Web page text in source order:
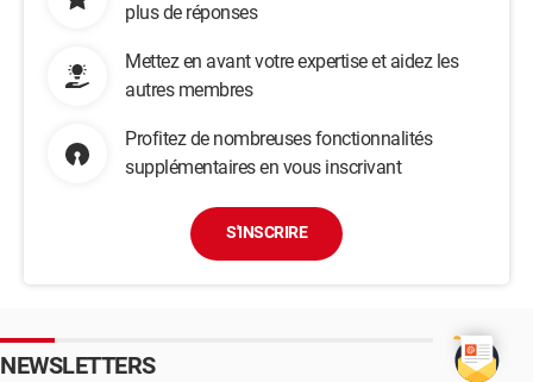
plus de réponses
Mettez en avant votre expertise et aidez les
autres membres
Profitez de nombreuses fonctionnalités
supplémentaires en vous inscrivant
S'INSCRIRE
NEWSLETTERS